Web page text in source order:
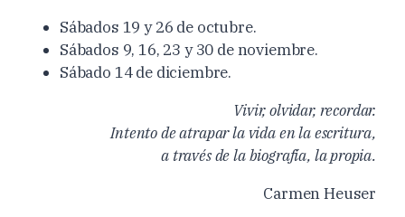
Sábados 19 y 26 de octubre.
Sábados 9, 16, 23 y 30 de noviembre.
Sábado 14 de diciembre.
Vivir, olvidar, recordar.
Intento de atrapar la vida en la escritura,
a través de la biografía, la propia.
Carmen Heuser